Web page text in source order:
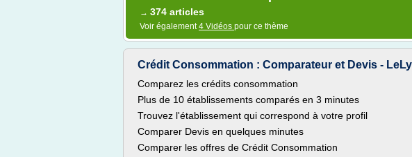
→ 374 articles
Voir également4 Vidéos pour ce thème
Crédit Consommation : Comparateur et Devis -
Comparez les crédits consommation
Plus de 10 établissements comparés en 3 minutes
Trouvez l'établissement qui correspond à votre profil
Comparer Devis en quelques minutes
Comparer les offres de Crédit Consommation